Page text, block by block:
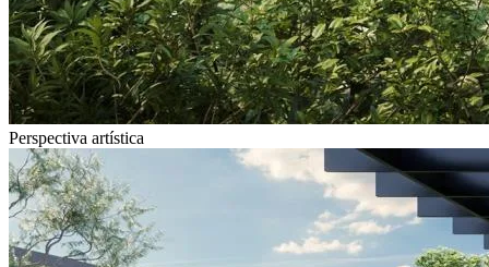
Perspectiva artística